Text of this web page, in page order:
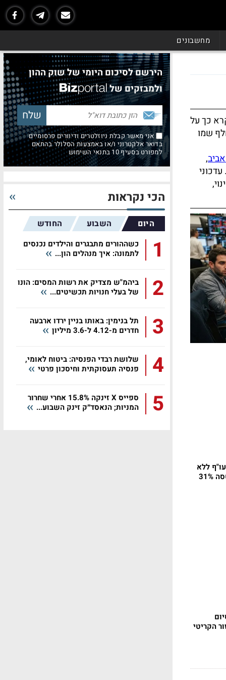
מחשבונים
כך על
סביבו. עם הרחבת המדד מ-25 מניות ל-35 הוחלף שמו
,
ללא
הקריטי
הירשם לסיכום היומי של שוק ההון
ולמבזקים של
אני מאשר קבלת ניוזלטרים ודיוורים פרסומיים
בדואר אלקטרוני ו/או באמצעות הסלולר בהתאם
למפורט בסעיף 10 בתנאי השימוש
הכי נקראות
היום השבוע החודש
1
כשההורים מתבגרים והילדים נכנסים
לתמונה: איך מנהלים הון...
2
ביהמ"ש מצדיק את רשות המסים: הונו
של בעלי חנויות תכשיטים...
3
תל בנימין: באותו בניין ירדו ארבעה
חדרים מ-4.12 ל-3.6 מיליון
4
שלושת רבדי הפנסיה: ביטוח לאומי,
פנסיה תעסוקתית וחיסכון פרטי
5
ספייס X זינקה 15.8% אחרי שחרור
המניות; הנאסד״ק זינק השבוע...